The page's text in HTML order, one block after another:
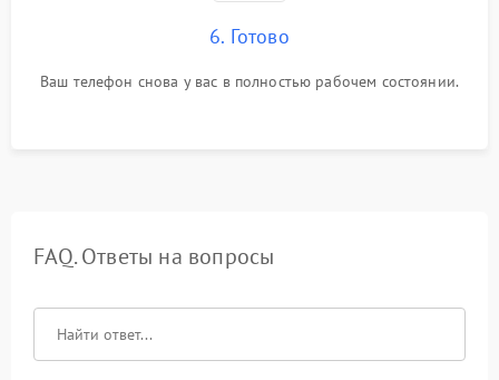
6. Готово
Ваш телефон снова у вас в полностью рабочем состоянии.
FAQ. Ответы на вопросы